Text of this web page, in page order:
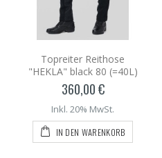
Topreiter Reithose
"HEKLA" black 80 (=40L)
360,00 €
Inkl. 20% MwSt.
IN DEN WARENKORB